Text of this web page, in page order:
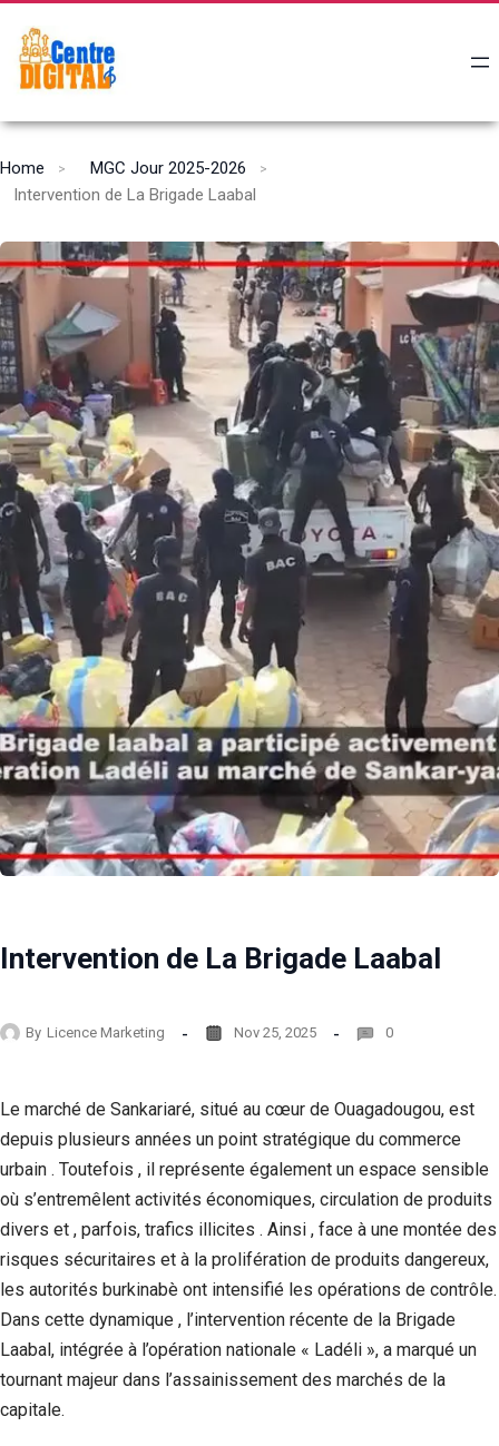
Home
MGC Jour 2025-2026
Intervention de La Brigade Laabal
Intervention de La Brigade Laabal
By Licence Marketing Nov 25, 2025 0
Le marché de Sankariaré, situé au cœur de Ouagadougou, est
depuis plusieurs années un point stratégique du commerce
urbain . Toutefois , il représente également un espace sensible
où s’entremêlent activités économiques, circulation de produits
divers et , parfois, trafics illicites . Ainsi , face à une montée des
risques sécuritaires et à la prolifération de produits dangereux,
les autorités burkinabè ont intensifié les opérations de contrôle.
Dans cette dynamique , l’intervention récente de la Brigade
Laabal, intégrée à l’opération nationale « Ladéli », a marqué un
tournant majeur dans l’assainissement des marchés de la
capitale.